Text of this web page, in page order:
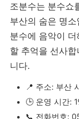
조분수는 분수쇼
부산의 숨은 명
분수에 음악이
할 추억을 선사
니다.
📍 주소: 부산
🕒 운영 시간:
📞 전화번호: